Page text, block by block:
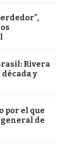
Rivera
y
por el que
de